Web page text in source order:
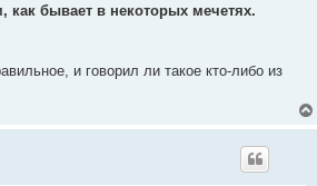
как бывает в некоторых мечетях.
и говорил ли такое кто-либо из